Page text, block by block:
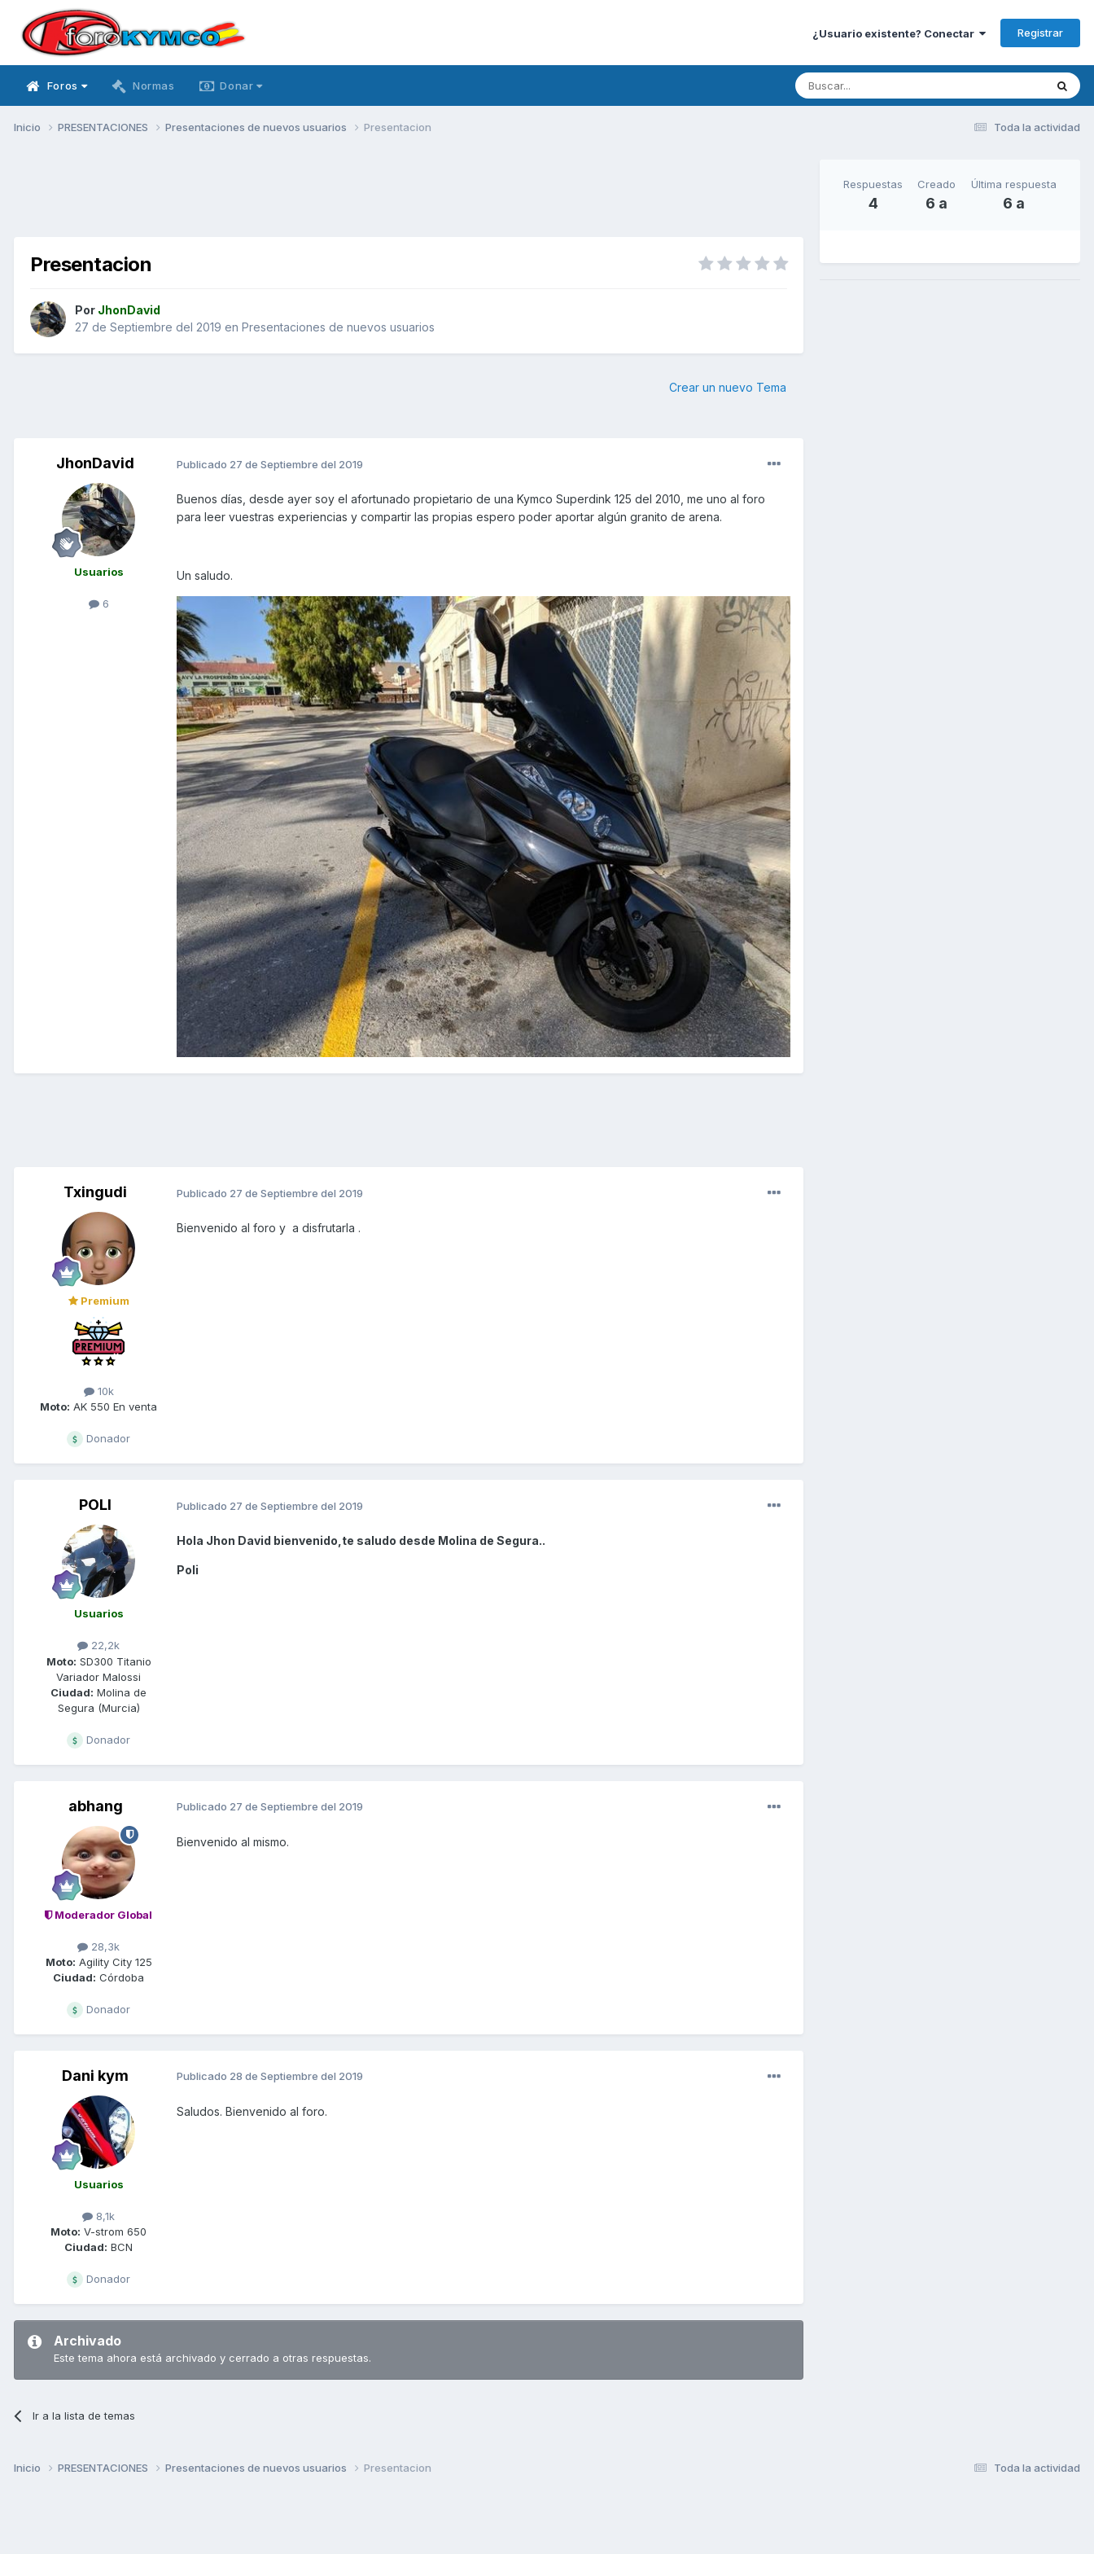
¿Usuario existente? Conectar Registrar
Foros Normas Donar
Toda la actividad
Inicio PRESENTACIONES Presentaciones de nuevos usuarios Presentacion
Presentacion
Por JhonDavid
27 de Septiembre del 2019 en Presentaciones de nuevos usuarios
Crear un nuevo Tema
JhonDavid
Usuarios
6
Publicado 27 de Septiembre del 2019
Buenos días, desde ayer soy el afortunado propietario de una Kymco Superdink 125 del 2010, me uno al foro
para leer vuestras experiencias y compartir las propias espero poder aportar algún granito de arena.
Un saludo.
Txingudi
Premium
10k
Moto: AK 550 En venta
Donador
Publicado 27 de Septiembre del 2019
Bienvenido al foro y a disfrutarla .
POLI
Usuarios
22,2k
Moto: SD300 Titanio
Variador Malossi
Ciudad: Molina de
Segura (Murcia)
Donador
Publicado 27 de Septiembre del 2019
Hola Jhon David bienvenido,te saludo desde Molina de Segura..
Poli
abhang
Moderador Global
28,3k
Moto: Agility City 125
Ciudad: Córdoba
Donador
Publicado 27 de Septiembre del 2019
Bienvenido al mismo.
Dani kym
Usuarios
8,1k
Moto: V-strom 650
Ciudad: BCN
Donador
Publicado 28 de Septiembre del 2019
Saludos. Bienvenido al foro.
Archivado
Este tema ahora está archivado y cerrado a otras respuestas.
Ir a la lista de temas
Respuestas
4
Creado
6 a
Última respuesta
6 a
Toda la actividad
Inicio PRESENTACIONES Presentaciones de nuevos usuarios Presentacion